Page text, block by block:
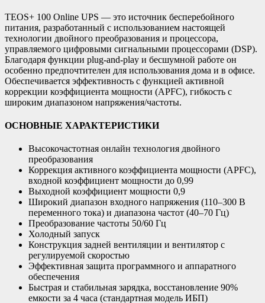
TEOS+ 100 Online UPS — это источник бесперебойного
питания, разработанный с использованием настоящей
технологии двойного преобразования и процессора,
управляемого цифровыми сигнальными процессорами (DSP).
Благодаря функции plug-and-play и бесшумной работе он
особенно предпочтителен для использования дома и в офисе.
Обеспечивается эффективность с функцией активной
коррекции коэффициента мощности (APFC), гибкость с
широким диапазоном напряжения/частоты.
ОСНОВНЫЕ ХАРАКТЕРИСТИКИ
Высокочастотная онлайн технология двойного
преобразования
Коррекция активного коэффициента мощности (APFC),
входной коэффициент мощности до 0,99
Выходной коэффициент мощности 0,9
Широкий диапазон входного напряжения (110–300 В
переменного тока) и диапазона частот (40–70 Гц)
Преобразование частоты 50/60 Гц
Холодный запуск
Конструкция задней вентиляции и вентилятор с
регулируемой скоростью
Эффективная защита программного и аппаратного
обеспечения
Быстрая и стабильная зарядка, восстановление 90%
емкости за 4 часа (стандартная модель ИБП)